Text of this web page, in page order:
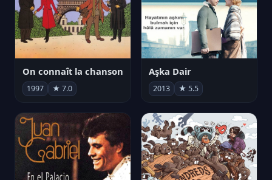
On connaît la chanson
1997 ★ 7.0
Aşka Dair
2013 ★ 5.5